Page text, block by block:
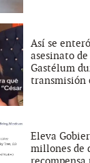
Así se
asesinato de
Gastélum
transmisión
Eleva
millones de